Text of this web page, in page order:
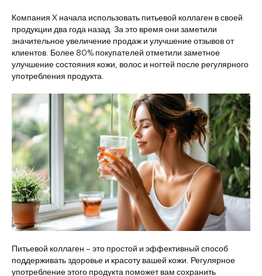
Компания X начала использовать питьевой коллаген в своей
продукции два года назад. За это время они заметили
значительное увеличение продаж и улучшение отзывов от
клиентов. Более 80% покупателей отметили заметное
улучшение состояния кожи, волос и ногтей после регулярного
употребления продукта.
Питьевой коллаген – это простой и эффективный способ
поддерживать здоровье и красоту вашей кожи. Регулярное
употребление этого продукта поможет вам сохранить
info@liposomecollagen.com
Terms of Use